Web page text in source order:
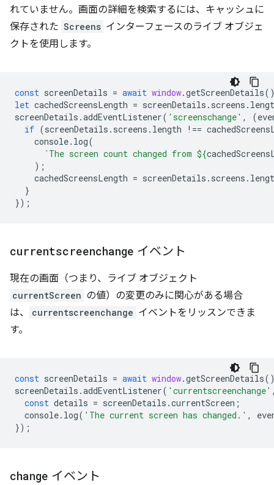
れていません。画面の詳細を検索するには、キャッシュに
保存された Screens インターフェースのライブ オブジェ
クトを使用します。
const screenDetails = await window.getScreenDetails
let cachedScreensLength = screenDetails . screens .
screenDetails .addEventListener( 'screenschange' , (
if (screenDetails . screens . length !==
console. log(
`The screen count changed from ${
);
cachedScreensLength = screenDetails . screens .
}
});
currentscreenchange イベント
現在の画面（つまり、ライブ オブジェクト
currentScreen の値）の変更のみに関心がある場合
は、
currentscreenchange イベントをリッスンできま
す。
const screenDetails = await window.getScreenDetails
screenDetails .addEventListener( 'currentscreenchange'
const details = screenDetails .currentScreen ;
console. log( 'The current screen has changed.' ,
});
change イベント